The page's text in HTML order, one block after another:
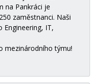
na Pankráci je
zaměstnanci. Naši
IT,
mezinárodního týmu!